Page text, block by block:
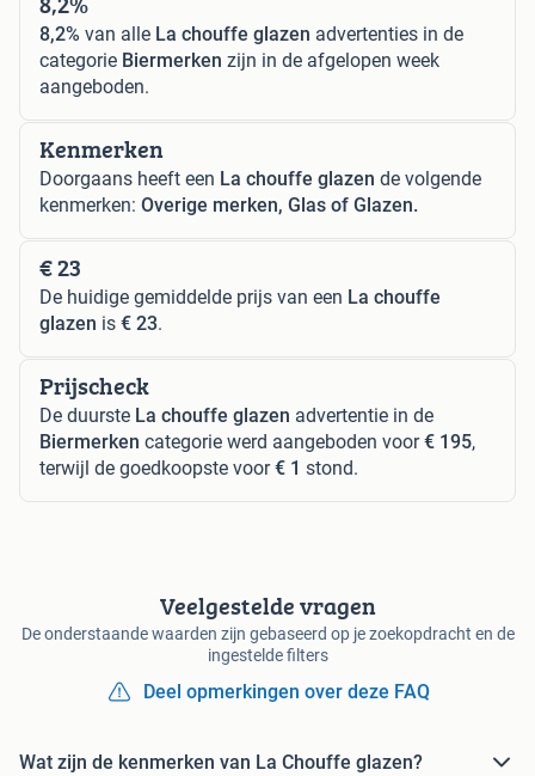
8,2% van alle La chouffe glazen advertenties in de
categorie Biermerken zijn in de afgelopen week
aangeboden.
Kenmerken
Doorgaans heeft een La chouffe glazen de volgende
kenmerken: Overige merken, Glas of Glazen.
€ 23
De huidige gemiddelde prijs van een La chouffe
glazen is € 23.
Prijscheck
De duurste La chouffe glazen advertentie in de
Biermerken categorie werd aangeboden voor€ 195,
terwijl de goedkoopste voor€ 1 stond.
Veelgestelde vragen
De onderstaande waarden zijn gebaseerd op je zoekopdracht en de
ingestelde filters
Deel opmerkingen over deze FAQ
Wat zijn de kenmerken van La Chouffe glazen?